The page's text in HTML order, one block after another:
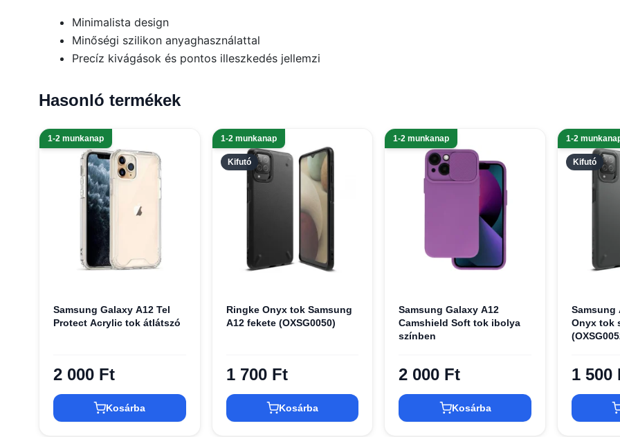
Minimalista design
Minőségi szilikon anyaghasználattal
Precíz kivágások és pontos illeszkedés jellemzi
Hasonló termékek
1-2 munkanap
Samsung Galaxy A12 Tel
Protect Acrylic tok átlátszó
2 000 Ft
Kosárba
Kifutó
1-2 munkanap
Ringke Onyx tok Samsung
A12 fekete (OXSG0050)
1 700 Ft
Kosárba
1-2 munkanap
Samsung Galaxy A12
Camshield Soft tok ibolya
színben
2 000 Ft
Kosárba
Kifutó
1-2
Samsung
Onyx tok
1 500